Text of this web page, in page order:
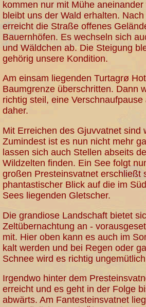
kommen nur mit Mühe
bleibt uns der Wald erhalten.
erreicht die Straße offenes
Bauernhöfen. Es wechseln sich
und Wäldchen ab. Die Steigung
gehörig unsere Kondition.
Am einsam liegenden Turtagrø
Baumgrenze überschritten. Dann
richtig steil, eine
daher.
Mit Erreichen des Gjuvvatnet sind
Zumindest ist es nun nicht mehr
lassen sich auch Stellen abseits
Wildzelten finden. Ein See folgt
großen Presteinsvatnet erschließt
phantastischer Blick auf die im
Sees liegenden Gletscher.
Die grandiose Landschaft bietet
Zeltübernachtung an -
mit. Hier oben kann es auch im
kalt werden und bei Regen oder
Schnee wird es richtig
Irgendwo hinter dem
erreicht und es geht in der Folge
abwärts. Am Fantesteinsvatnet